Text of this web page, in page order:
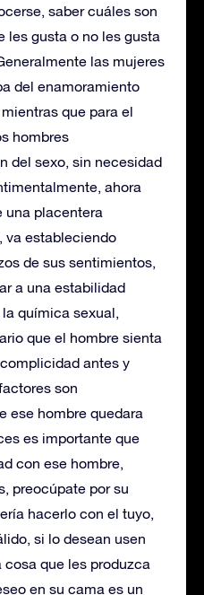
saber cuáles son
les gusta o no les gusta
las mujeres
del enamoramiento
que para el
hombres
del sexo, sin necesidad
ahora
una placentera
va estableciendo
de sus sentimientos,
a una estabilidad
química sexual,
que el hombre sienta
antes y
son
ese hombre quedara
es importante que
con ese hombre,
preocúpate por su
hacerlo con el tuyo,
si lo desean usen
que les produzca
en su cama es un